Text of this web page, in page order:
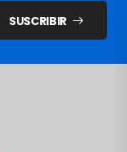
SUSCRIBIR